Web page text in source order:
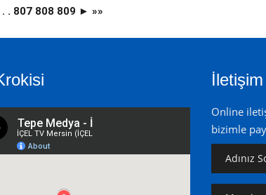
. . 807 808 809 ► »»
İletişim
Online
bizimle